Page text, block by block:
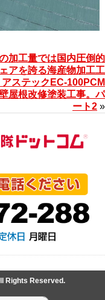
加工量では国内圧倒的
アを誇る海産物加工工
ステックEC-100PCM
屋根改修塗装工事。パ
ート2 »
Rights Reserved.